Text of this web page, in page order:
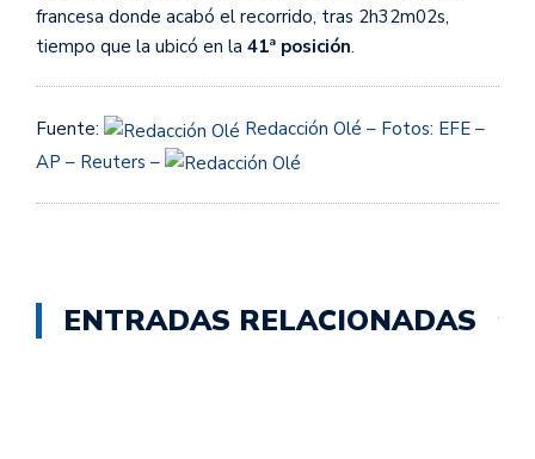
francesa donde acabó el recorrido, tras 2h32m02s,
tiempo que la ubicó en la 41ª posición.
Fuente:
Redacción Olé – Fotos: EFE –
AP – Reuters –
ENTRADAS RELACIONADAS